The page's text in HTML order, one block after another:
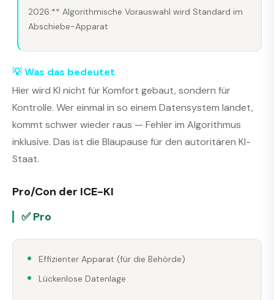
2026:** Algorithmische Vorauswahl wird Standard im
Abschiebe-Apparat
💡 Was das bedeutet
Hier wird KI nicht für Komfort gebaut, sondern für
Kontrolle. Wer einmal in so einem Datensystem landet,
kommt schwer wieder raus — Fehler im Algorithmus
inklusive. Das ist die Blaupause für den autoritären KI-
Staat.
Pro/Con der ICE-KI
✅ Pro
Effizienter Apparat (für die Behörde)
Lückenlose Datenlage